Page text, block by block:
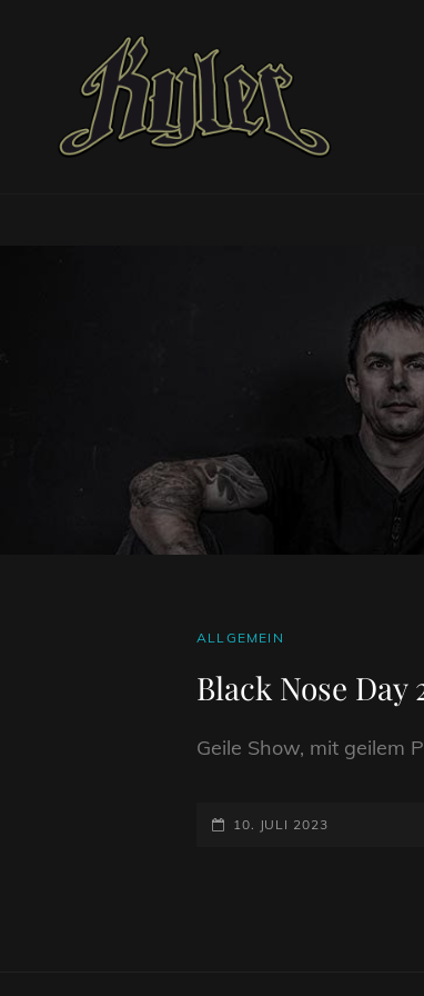
CAT
ALLGEMEIN
Black Nose Day
Geile Show, mit geilem
POSTED-
10. JULI 2023